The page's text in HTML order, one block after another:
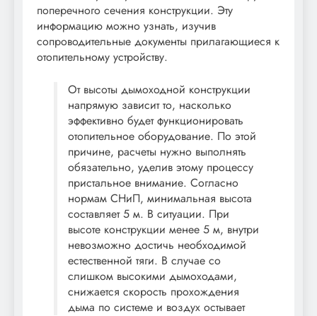
поперечного сечения конструкции. Эту
информацию можно узнать, изучив
сопроводительные документы прилагающиеся к
отопительному устройству.
От высоты дымоходной конструкции
напрямую зависит то, насколько
эффективно будет функционировать
отопительное оборудование. По этой
причине, расчеты нужно выполнять
обязательно, уделив этому процессу
пристальное внимание. Согласно
нормам СНиП, минимальная высота
составляет 5 м. В ситуации. При
высоте конструкции менее 5 м, внутри
невозможно достичь необходимой
естественной тяги. В случае со
слишком высокими дымоходами,
снижается скорость прохождения
дыма по системе и воздух остывает